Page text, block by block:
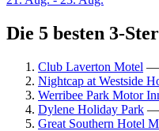
Die 5 besten 3-
Club Laverton Motel —
Nightcap at Westside
Werribee Park Motor
Dylene Holiday Park —
Great Southern Hotel